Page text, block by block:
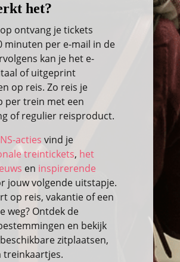
het?
ontvang je tickets
minuten per e-mail in de
kan je het e-
of uitgeprint
op reis. Zo reis je
per trein met een
of regulier reisproduct.
NS-acties vind je
treintickets, het
en inspirerende
jouw volgende uitstapje.
op reis, vakantie of een
weg? Ontdek de
en bekijk
zitplaatsen,
treinkaartjes.